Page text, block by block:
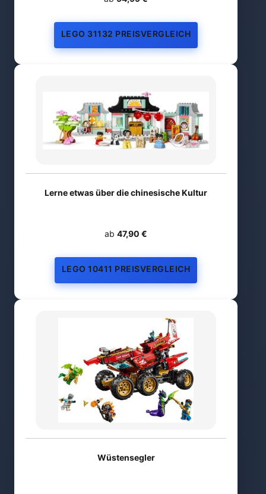
LEGO 31132 PREISVERGLEICH
Lerne etwas über die chinesische Kultur
ab 47,90 €
LEGO 10411 PREISVERGLEICH
Wüstensegler